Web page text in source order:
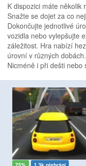
K dispozici máte několik
Snažte se dojet za co
Dokončujte jednotlivé
vozidla nebo vylepšujte
záležitost. Hra nabízí
úrovní v různých
Nicméně i při dešti nebo